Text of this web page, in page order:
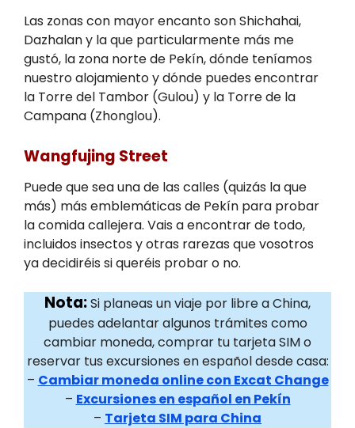
Las zonas con mayor encanto son Shichahai,
Dazhalan y la que particularmente más me
gustó, la zona norte de Pekín, dónde teníamos
nuestro alojamiento y dónde puedes encontrar
la Torre del Tambor (Gulou) y la Torre de la
Campana (Zhonglou).
Wangfujing Street
Puede que sea una de las calles (quizás la que
más) más emblemáticas de Pekín para probar
la comida callejera. Vais a encontrar de todo,
incluidos insectos y otras rarezas que vosotros
ya decidiréis si queréis probar o no.
Nota:Si planeas un viaje por libre a China,
puedes adelantar algunos trámites como
cambiar moneda, comprar tu tarjeta SIM o
reservar tus excursiones en español desde casa:
– Cambiar moneda online con Excat Change
– Excursiones en español en Pekín
– Tarjeta SIM para China